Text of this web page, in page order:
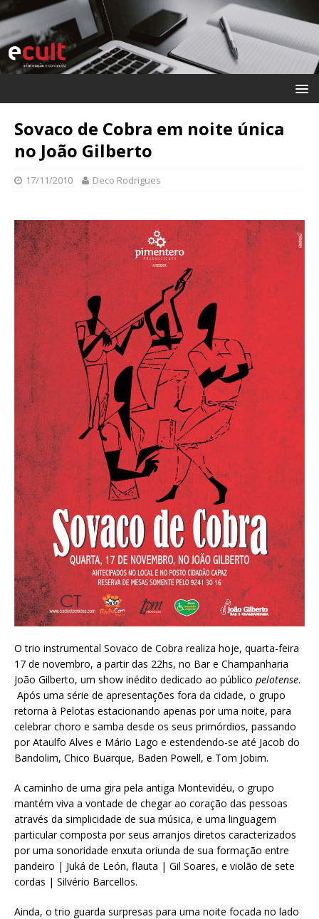
Sovaco de Cobra em noite única
no João Gilberto
17/11/2010 Deco Rodrigues
O trio instrumental Sovaco de Cobra realiza hoje, quarta-feira
17 de novembro, a partir das 22hs, no Bar e Champanharia
João Gilberto, um show inédito dedicado ao público pelotense.
Após uma série de apresentações fora da cidade, o grupo
retorna à Pelotas estacionando apenas por uma noite, para
celebrar choro e samba desde os seus primórdios, passando
por Ataulfo Alves e Mário Lago e estendendo-se até Jacob do
Bandolim, Chico Buarque, Baden Powell, e Tom Jobim.
A caminho de uma gira pela antiga Montevidéu, o grupo
mantém viva a vontade de chegar ao coração das pessoas
através da simplicidade de sua música, e uma linguagem
particular composta por seus arranjos diretos caracterizados
por uma sonoridade enxuta oriunda de sua formação entre
pandeiro | Juká de León, flauta | Gil Soares, e violão de sete
cordas | Silvério Barcellos.
Ainda, o trio guarda surpresas para uma noite focada no lado